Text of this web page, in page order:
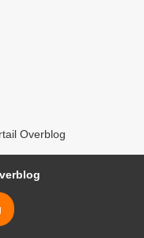
Overblog